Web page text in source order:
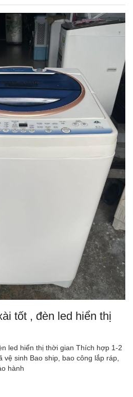
tốt , đèn led hiển thị
led hiển thị thời gian Thích hợp 1-2
sinh Bao ship, bao công lắp ráp,
hành